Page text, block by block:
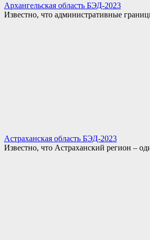
Архангельская область БЭД-2023
Известно, что административные
Астраханская область БЭД-2023
Известно, что Астраханский регион –